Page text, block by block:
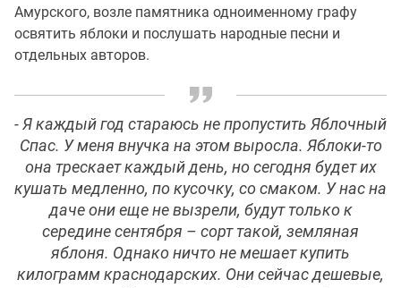
Амурского, возле памятника одноименному графу
освятить яблоки и послушать народные песни и
отдельных авторов.
- Я каждый год стараюсь не пропустить Яблочный
Спас. У меня внучка на этом выросла. Яблоки-то
она трескает каждый день, но сегодня будет их
кушать медленно, по кусочку, со смаком. У нас на
даче они еще не вызрели, будут только к
середине сентября – сорт такой, земляная
яблоня. Однако ничто не мешает купить
килограмм краснодарских. Они сейчас дешевые,